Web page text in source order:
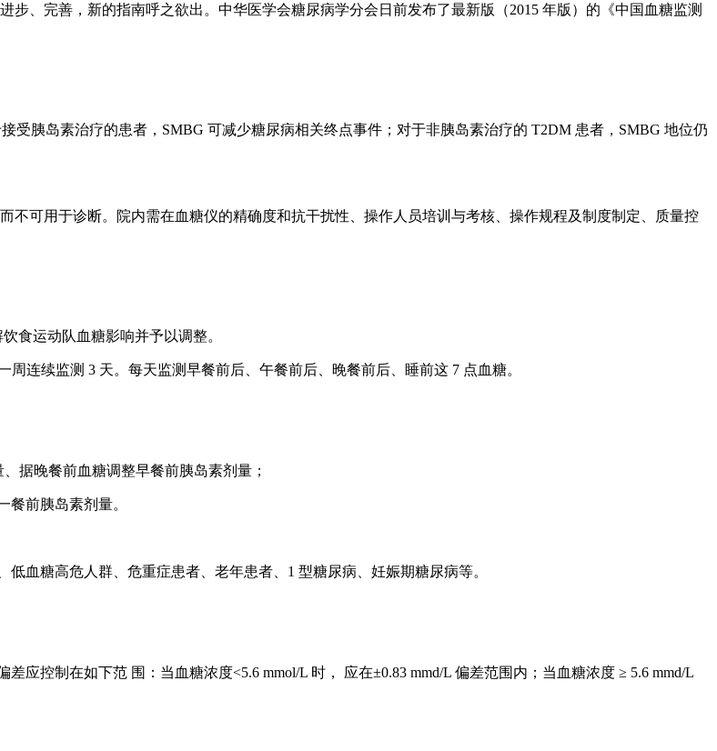
步、完善，新的指南呼之欲出。中华医学会糖尿病学分会日前发布了最新版（2015 年版）的《中国血糖监测
胰岛素治疗的患者，SMBG 可减少糖尿病相关终点事件；对于非胰岛素治疗的 T2DM 患者，SMBG 地位仍
不可用于诊断。院内需在血糖仪的精确度和抗干扰性、操作人员培训与考核、操作规程及制度制定、质量控
食运动队血糖影响并予以调整。
连续监测 3 天。每天监测早餐前后、午餐前后、晚餐前后、睡前这 7 点血糖。
据晚餐前血糖调整早餐前胰岛素剂量；
前胰岛素剂量。
血糖高危人群、危重症患者、老年患者、1 型糖尿病、妊娠期糖尿病等。
应控制在如下范 围：当血糖浓度<5.6 mmol/L 时， 应在±0.83 mmd/L 偏差范围内；当血糖浓度 ≥ 5.6 mmd/L